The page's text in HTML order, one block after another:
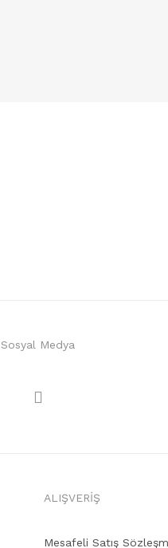
Sosyal Medya
ALIŞVERİŞ
Mesafeli Satış